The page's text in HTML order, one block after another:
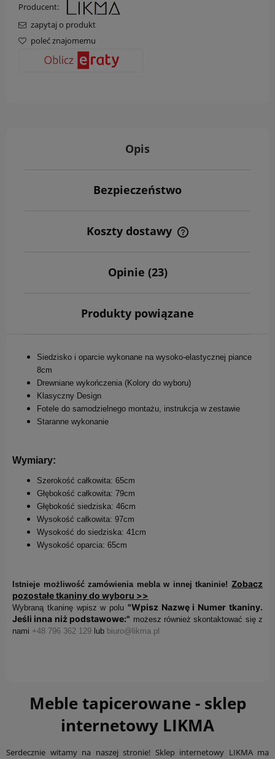
Producent:
zapytaj o produkt
poleć znajomemu
Opis
Bezpieczeństwo
Koszty dostawy
Cena nie zawiera ewentualnych kosztów płatności
Opinie (23)
Produkty powiązane
Siedzisko i oparcie wykonane na wysoko-elastycznej piance
8cm
Drewniane wykończenia (Kolory do wyboru)
Klasyczny Design
Fotele do samodzielnego montażu, instrukcja w zestawie
Staranne wykonanie
Wymiary:
Szerokość całkowita: 65cm
Głębokość całkowita: 79cm
Głębokość siedziska: 46cm
Wysokość całkowita: 97cm
Wysokość do siedziska: 41cm
Wysokość oparcia: 65cm
Istnieje możliwość zamówienia mebla w innej tkaninie! Zobacz
pozostałe tkaniny do wyboru >>
Wybraną tkaninę wpisz w polu "Wpisz Nazwę i Numer tkaniny.
Jeśli inna niż podstawowe:" możesz również skontaktować się z
nami +48 796 362 129 lub biuro@likma.pl
Meble tapicerowane - sklep
internetowy LIKMA
Serdecznie witamy na naszej stronie! Sklep internetowy LIKMA ma